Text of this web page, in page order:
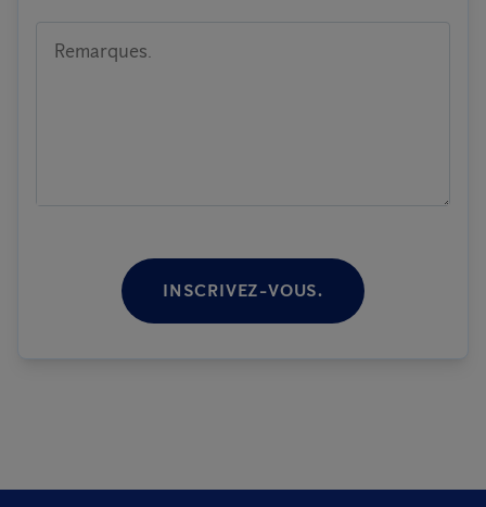
Remarques.
INSCRIVEZ-VOUS.